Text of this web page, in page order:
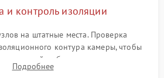
и контроль изоляции
на штатные места. Проверка
контура камеры, чтобы
кухонной мебели и потерю тепла.
клемм и сборка корпуса шкафа.
Подробнее